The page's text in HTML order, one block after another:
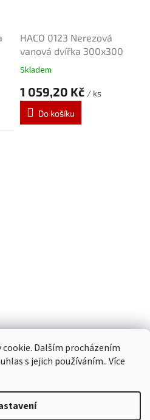
Dalším procházením
s jejich používáním.. Více
HACO 0123 Nerezová
vanová dvířka 300x300
Skladem
1 059,20 Kč / ks
Do košíku
O
á
d
celkem
Shoptet